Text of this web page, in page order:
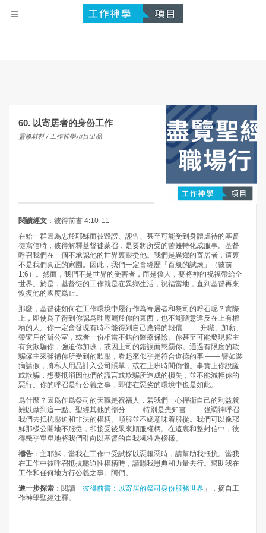
60. 以寄居者的身份工作
靈修材料 / 工作神學項目出品
閱讀經文 ：彼得前書 4:10-11
在給一群因為忠於耶穌而被毀謗、誣告、甚至可能受到身體虐待的基督
徒寫信時，彼得解釋基督徒蒙召，是要將所受的苦難轉化成服事。基督
呼召我們在一個不承認他的世界裏跟從他。我們是異鄉的寄居者，這裏
不是我們真正的家園。因此，我們一定會經歷「百般的試煉」（彼前
1:6）。然而，我們不是世界的受害者，而是僕人，要將神的祝福帶給全
世界。於是，基督徒的工作就是在異鄉生活，祝福當地，直到基督再來
恢復他的國度爲止。
那麼，基督徒如何在工作環境中履行作為寄居者和祭司的呼召呢？實際
上，即使爲了得到你認爲理應屬於你的東西，也不能隨意違反在上有權
柄的人。你一定會發現有時不能得到自己應得的報償 —— 升職、加薪、
帶窗戶的辦公室，或者一份相當不錯的醫療保險。你甚至可能發現僱主
有意欺騙你，強迫你加班，或因上司的錯誤而懲罰你。通過有限度的欺
騙僱主來彌補你所受到的欺壓，看起來似乎是符合道德的事 —— 譬如裝
病請假，將私人用品計入公司賬單，或在上班時間偷懶。事實上你說謊
或欺騙，想要抵消因他們的謊言或欺騙所造成的損失，並不能減輕你的
惡行。你的呼召是行公義之事，即使在惡劣的環境中也是如此。
爲什麼？因爲作爲祭司的天職是祝福人，若我們一心捍衛自己的利益就
難以做到這一點。聖經其他的部分 —— 特別是先知書 —— 強調神呼召
我們去抵抗壓迫和非法的權柄。順服並不總意味着服從。我們可以像耶
穌那樣公開地不服從，卻接受後果來順服權柄。在這裏和整封信中，彼
得幾乎單單地將我們引向以基督的自我犧牲為榜樣。
禱告 ：主耶穌，當我在工作中受試探以惡報惡時，請幫助我抵抗。當我
在工作中被呼召抵抗壓迫性權柄時，請賜我恩典和力量去行。幫助我在
工作和任何地方行公義之事。阿們。
進一步探索 ：閱讀「 彼得前書：以寄居的祭司身份服務世界 」，摘自工
作神學聖經注釋。